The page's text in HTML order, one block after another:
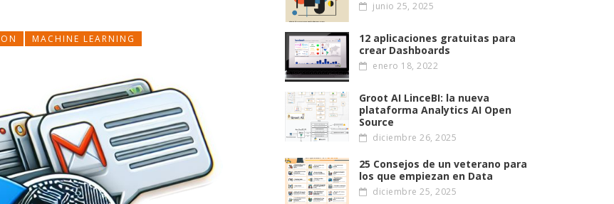
MACHINE LEARNING
junio 25, 2025
12 aplicaciones gratuitas para
crear Dashboards
enero 18, 2022
Groot AI LinceBI: la nueva
plataforma Analytics AI Open
Source
diciembre 26, 2025
25 Consejos de un veterano para
los que empiezan en Data
diciembre 25, 2025